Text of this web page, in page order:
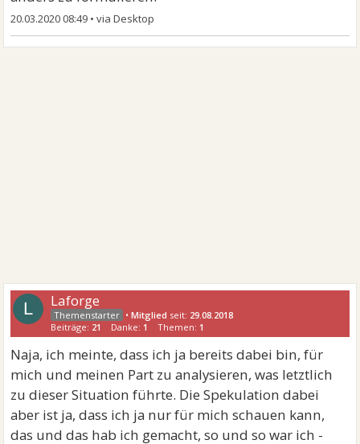
20.03.2020 08:49 •
L Laforge
•Mitglied seit: 29.08.2018
Beiträge: 21 Danke: 1 Themen: 1
Naja, ich meinte, dass ich ja bereits dabei bin, für
mich und meinen Part zu analysieren, was letztlich
zu dieser Situation führte. Die Spekulation dabei
aber ist ja, dass ich ja nur für mich schauen kann,
das und das hab ich gemacht, so und so war ich -